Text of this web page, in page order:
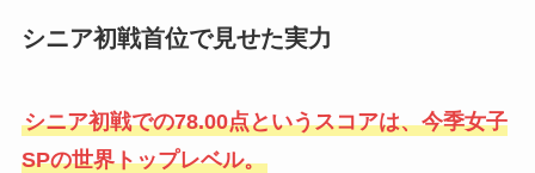
シニア初戦首位で見せた実力
シニア初戦での78.00点というスコアは、今季女子
SPの世界トップレベル。